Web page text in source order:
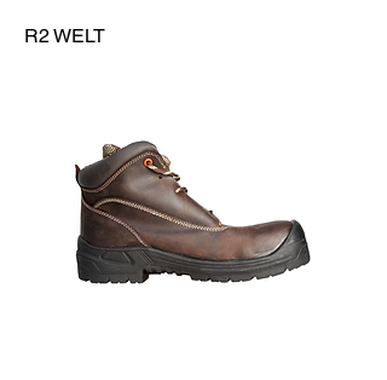
R2 WELT